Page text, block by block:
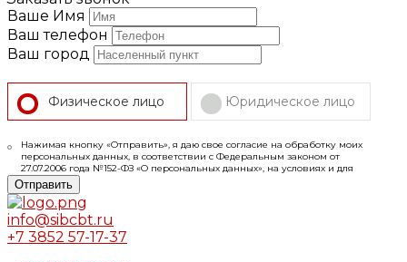
Ваше Имя
Ваш телефон
Ваш город
Физическое лицо Юридическое лицо
Нажимая кнопку «Отправить», я даю свое согласие на обработку моих
персональных данных, в соответствии с Федеральным законом от
27.07.2006 года №152-ФЗ «О персональных данных», на условиях и для
целей, определенных в
Политике конфиденциальности
Отправить
info@sibcbt.ru
+7 3852 57-17-37